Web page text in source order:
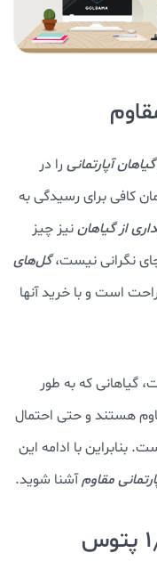
آپارتمانی را در
کافی برای رسیدگی به
از گیاهاننیز چیز
نگرانی نیست،گل‌های
است و با خرید آنها
گیاهانی که به طور
هستند و حتی احتمال
بنابراین با ادامه این
مقاومآشنا شوید.
گیاهان آپارتمانی مقاوم: ۱٫ پتوس